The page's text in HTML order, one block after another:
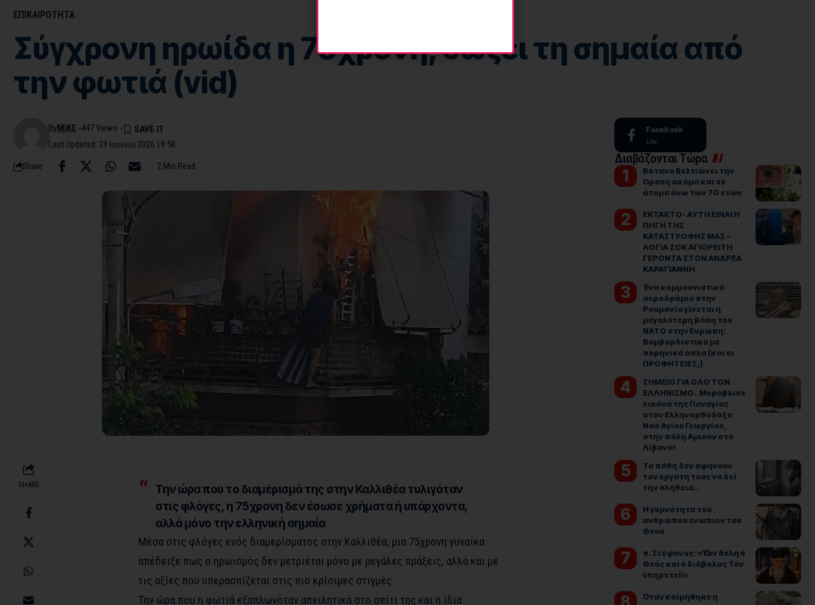
ΕΠΙΚΑΙΡΟΤΗΤΑ
Σύγχρονη ηρωίδα η 75χρονη, σώζει τη σημαία από
την φωτιά (vid)
Last Updated: 29 Ιουνίου 2026 19:58
ByMIKE 447 Views
Share 2 Min Read
SHARE
Την ώρα που το διαμέρισμά της στην Καλλιθέα τυλιγόταν
στις φλόγες, η 75χρονη δεν έσωσε χρήματα ή υπάρχοντα,
αλλά μόνο την ελληνική σημαία
Μέσα στις φλόγες ενός διαμερίσματος στην Καλλιθέα, μια 75χρονη γυναίκα
απέδειξε πως ο ηρωισμός δεν μετριέται μόνο με μεγάλες πράξεις, αλλά και με
τις αξίες που υπερασπίζεται στις πιο κρίσιμες στιγμές.
Την ώρα που η φωτιά εξαπλωνόταν απειλητικά στο σπίτι της και η ίδια
Facebook
Like
Διαβάζονται Τώρα
Βότανο Βελτιώνει την
Όραση ακόμα και σε
άτομα άνω των 70 ετών
ΕΚΤΑΚΤΟ- ΑΥΤΗ ΕΙΝΑΙ Η
ΠΗΓΗ ΤΗΣ
ΚΑΤΑΣΤΡΟΦΗΣ ΜΑΣ –
ΛΟΓΙΑ ΣΟΚ ΑΓΙΟΡΕΙΤΗ
ΓΕΡΟΝΤΑ ΣΤΟΝ ΑΝΔΡΕΑ
ΚΑΡΑΓΙΑΝΝΗ
Ένα κομμουνιστικό
αεροδρόμιο στην
Ρουμανία γίνεται η
μεγαλύτερη βάση του
ΝΑΤΟ στην Ευρώπη:
Βομβαρδιστικά με
πυρηνικά όπλα (και οι
ΠΡΟΦΗΤΕΙΕΣ;)
ΣΗΜΕΙΟ ΓΙΑ ΟΛΟ ΤΟΝ
ΕΛΛΗΝΙΣΜΟ.. Μυρόβλισε
εικόνα της Παναγίας
στον Ελληνορθόδοξο
Ναό Αγίου Γεωργίου,
στην πόλη Αμιούν στο
Λίβανο!
Τα πάθη δεν αφήνουν
τον εργάτη τους να δεί
την αλήθεια..
Η γυμνότητα του
ανθρώπου ενώπιον του
Θεού
π. Στέφανος: «Ὅταν θέλη ὁ
Θεός καί ὁ διάβολος Τόν
ὑπηρετεῖ!»
Όταν κοιμήθηκε η